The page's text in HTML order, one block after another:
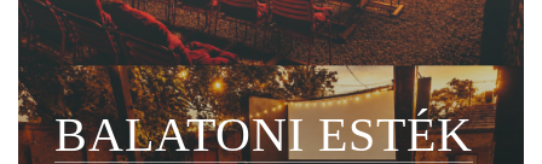
BALATONI ESTÉK